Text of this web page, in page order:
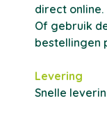
direct online.
Of gebruik
bestellingen
Levering
Snelle